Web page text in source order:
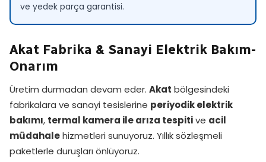
ve yedek parça garantisi.
Akat Fabrika & Sanayi Elektrik Bakım-
Onarım
Üretim durmadan devam eder. Akat bölgesindeki
fabrikalara ve sanayi tesislerine periyodik elektrik
bakımı, termal kamera ile arıza tespitive acil
müdahalehizmetleri sunuyoruz. Yıllık sözleşmeli
paketlerle duruşları önlüyoruz.